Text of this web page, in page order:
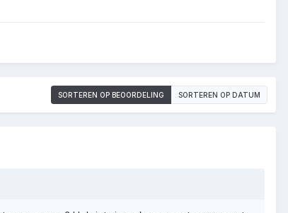
SORTEREN OP BEOORDELING SORTEREN OP DATUM